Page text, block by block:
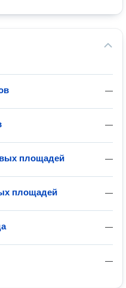
—
—
—
площадей
—
площадей
—
—